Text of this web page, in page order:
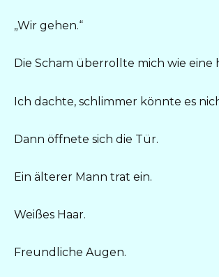
„Wir gehen.“
Die Scham überrollte mich wie eine
Ich dachte, schlimmer könnte es
Dann öffnete sich die Tür.
Ein älterer Mann trat ein.
Weißes Haar.
Freundliche Augen.